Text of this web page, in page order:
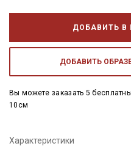
ДОБАВИТЬ В
ДОБАВИТЬ
Вы можете заказать 5
10см
Характеристики